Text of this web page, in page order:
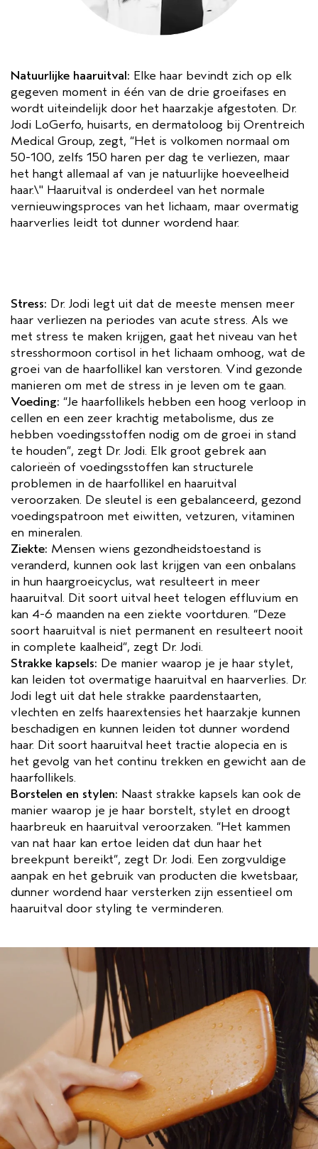
Natuurlijke haaruitval: Elke haar bevindt zich op elk
gegeven moment in één van de drie groeifases en
wordt uiteindelijk door het haarzakje afgestoten. Dr.
Jodi LoGerfo, huisarts, en dermatoloog bij Orentreich
Medical Group, zegt, “Het is volkomen normaal om
50-100, zelfs 150 haren per dag te verliezen, maar
het hangt allemaal af van je natuurlijke hoeveelheid
haar.\" Haaruitval is onderdeel van het normale
vernieuwingsproces van het lichaam, maar overmatig
haarverlies leidt tot dunner wordend haar.
Stress: Dr. Jodi legt uit dat de meeste mensen meer
haar verliezen na periodes van acute stress. Als we
met stress te maken krijgen, gaat het niveau van het
stresshormoon cortisol in het lichaam omhoog, wat de
groei van de haarfollikel kan verstoren. Vind gezonde
manieren om met de stress in je leven om te gaan.
Voeding: “Je haarfollikels hebben een hoog verloop in
cellen en een zeer krachtig metabolisme, dus ze
hebben voedingsstoffen nodig om de groei in stand
te houden”, zegt Dr. Jodi. Elk groot gebrek aan
calorieën of voedingsstoffen kan structurele
problemen in de haarfollikel en haaruitval
veroorzaken. De sleutel is een gebalanceerd, gezond
voedingspatroon met eiwitten, vetzuren, vitaminen
en mineralen.
Ziekte: Mensen wiens gezondheidstoestand is
veranderd, kunnen ook last krijgen van een onbalans
in hun haargroeicyclus, wat resulteert in meer
haaruitval. Dit soort uitval heet telogen effluvium en
kan 4-6 maanden na een ziekte voortduren. “Deze
soort haaruitval is niet permanent en resulteert nooit
in complete kaalheid”, zegt Dr. Jodi.
Strakke kapsels: De manier waarop je je haar stylet,
kan leiden tot overmatige haaruitval en haarverlies. Dr.
Jodi legt uit dat hele strakke paardenstaarten,
vlechten en zelfs haarextensies het haarzakje kunnen
beschadigen en kunnen leiden tot dunner wordend
haar. Dit soort haaruitval heet tractie alopecia en is
het gevolg van het continu trekken en gewicht aan de
haarfollikels.
Borstelen en stylen: Naast strakke kapsels kan ook de
manier waarop je je haar borstelt, stylet en droogt
haarbreuk en haaruitval veroorzaken. “Het kammen
van nat haar kan ertoe leiden dat dun haar het
breekpunt bereikt”, zegt Dr. Jodi. Een zorgvuldige
aanpak en het gebruik van producten die kwetsbaar,
dunner wordend haar versterken zijn essentieel om
haaruitval door styling te verminderen.